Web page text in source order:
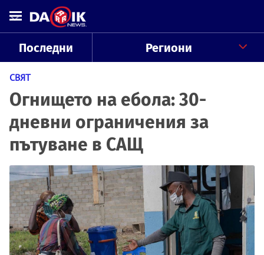
Последни Региони
СВЯТ
Огнището на ебола: 30-
дневни ограничения за
пътуване в САЩ